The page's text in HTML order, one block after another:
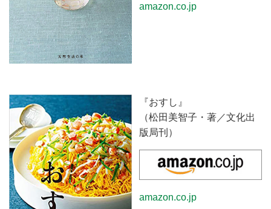
amazon.co.jp
『おすし』
（松田美智子・著／文化出
版局刊）
amazon.co.jp